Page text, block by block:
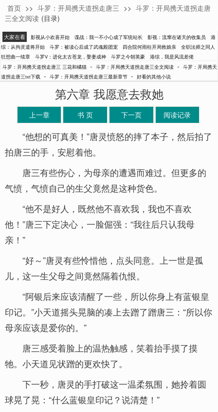
三花和橘猫
首页 >> 斗罗：开局携天道拐走唐三 >> 斗罗：开局携天道拐走唐
三全文阅读 (目录)
大家在看 影视从小欢喜开始 谍战：我一不小心成了军统站长 影视：流窜在诸天的收集员
港
综：从拘灵遣将开始
斗罗：被读心后成了武魂殿团宠 四合院何雨柱开局救娘亲
全职法师之同人
狂想曲一续章
斗罗V：进化太古苍龙，娶妻成神 斗罗之今朝英豪
港综，我是风流差佬
斗罗：开局携天道拐走唐三 三花和橘猫 - 斗罗：开局携天道拐走唐三全文阅读 - 斗罗：开局携天
道拐走唐三txt下载 - 斗罗：开局携天道拐走唐三最新章节 - 好看的其他小说
第六章 我愿意去救她
上一章 书 页 下一页 阅读记录
“他想的可真美！”唐灵愤怒的摔了本子，然后拍了
拍唐三的手，安慰着他。
唐三有些伤心，为母亲的遭遇而难过。但更多的
气愤，气愤自己的生父竟然是这种货色。
“他不是好人，既然他不喜欢我，我也不喜欢
他！”唐三下定决心，一脸倔强：“我往后只认我母
亲！”
“好～”唐灵有些怜惜他，点头同意。上一世是孤
儿，这一生父母之间竟然隔着仇恨。
“阿银后来应该清醒了一些，所以你身上有蓝银皇
印记。”小天道摇头晃脑的凑上去蹭了蹭唐三：“所以你
母亲应该是爱你的。”
唐三感受着脸上的温热触感，笑着抬手摸了摸
牠。小天道见状蹭的更欢快了。
下一秒，唐灵的手打破这一温柔氛围，她拎着圆
球晃了晃：“什么蓝银皇印记？说清楚！”